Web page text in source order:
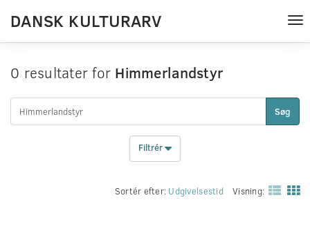
DANSK KULTURARV
0 resultater for Himmerlandstyr
Søg
Filtrér
Sortér efter: Udgivelsestid Visning: